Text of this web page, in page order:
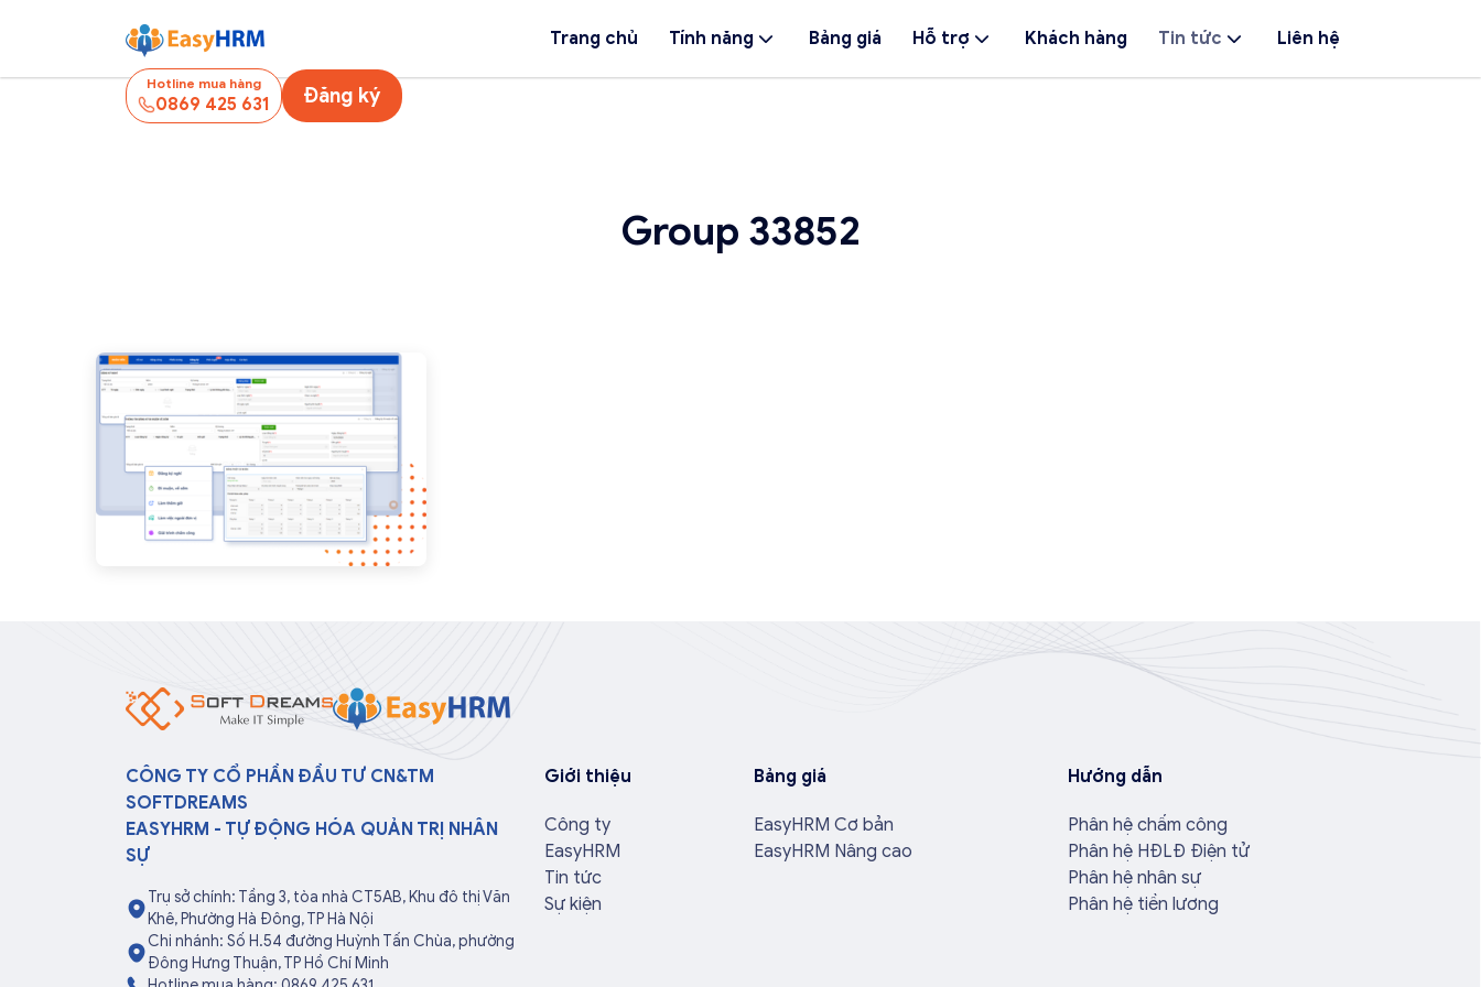
Trang chủ Tính năng Bảng giá Hỗ trợ Khách hàng Tin tức Liên hệ
Hotline mua hàng
0869 425 631 Đăng ký
Group 33852
CÔNG TY CỔ PHẦN ĐẦU TƯ CN&TM
SOFTDREAMS
EASYHRM - TỰ ĐỘNG HÓA QUẢN TRỊ NHÂN
SỰ
Trụ sở chính: Tầng 3, tòa nhà CT5AB, Khu đô thị Văn
Khê, Phường Hà Đông, TP Hà Nội
Chi nhánh: Số H.54 đường Huỳnh Tấn Chùa, phường
Đông Hưng Thuận, TP Hồ Chí Minh
Giới thiệu
Công ty
EasyHRM
Tin tức
Sự kiện
Bảng giá
EasyHRM Cơ bản
EasyHRM Nâng cao
Hướng dẫn
Phân hệ chấm công
Phân hệ HĐLĐ Điện tử
Phân hệ nhân sự
Phân hệ tiền lương